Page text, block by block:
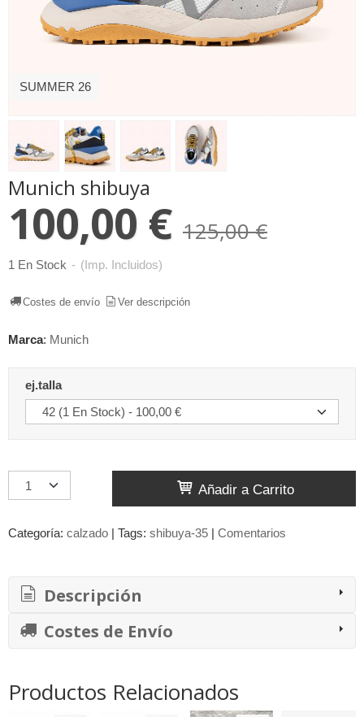
SUMMER 26
Munich shibuya
100,00 € 125,00 €
1 En Stock - (Imp. Incluidos)
Costes de envío Ver descripción
Marca: Munich
ej.talla
Añadir a Carrito
Categoría: calzado | Tags: shibuya-35 | Comentarios
Descripción
Costes de Envío
Productos Relacionados